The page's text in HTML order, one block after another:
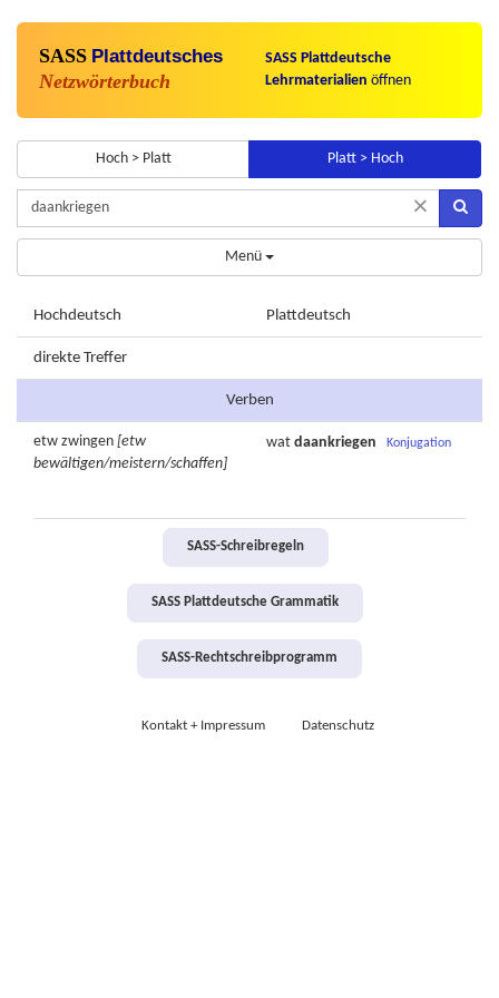
SASS Plattdeutsches
Netzwörterbuch
SASS Plattdeutsche
Lehrmaterialien öffnen
Hoch > Platt Platt > Hoch
×
Menü
Hochdeutsch Plattdeutsch
direkte Treffer
Verben
etw zwingen [etw
bewältigen/meistern/schaffen]
wat daankriegen Konjugation
SASS-Schreibregeln
SASS Plattdeutsche Grammatik
SASS-Rechtschreibprogramm
Kontakt + Impressum Datenschutz